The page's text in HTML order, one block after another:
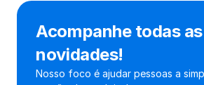
Acompanhe todas as
novidades!
Nosso foco é ajudar pessoas a